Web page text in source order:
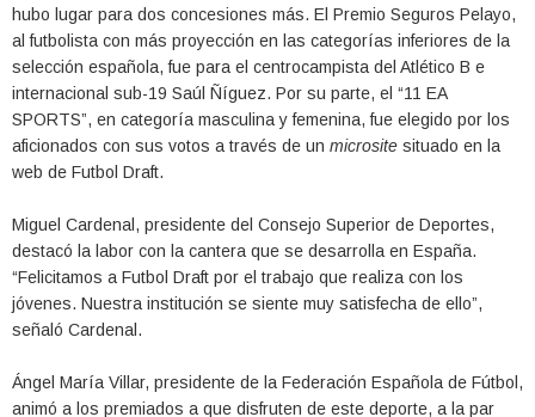
hubo lugar para dos concesiones más. El Premio Seguros Pelayo,
al futbolista con más proyección en las categorías inferiores de la
selección española, fue para el centrocampista del Atlético B e
internacional sub-19 Saúl Ñíguez. Por su parte, el “11 EA
SPORTS”, en categoría masculina y femenina, fue elegido por los
aficionados con sus votos a través de un microsite situado en la
web de Futbol Draft.
Miguel Cardenal, presidente del Consejo Superior de Deportes,
destacó la labor con la cantera que se desarrolla en España.
“Felicitamos a Futbol Draft por el trabajo que realiza con los
jóvenes. Nuestra institución se siente muy satisfecha de ello”,
señaló Cardenal.
Ángel María Villar, presidente de la Federación Española de Fútbol,
animó a los premiados a que disfruten de este deporte, a la par